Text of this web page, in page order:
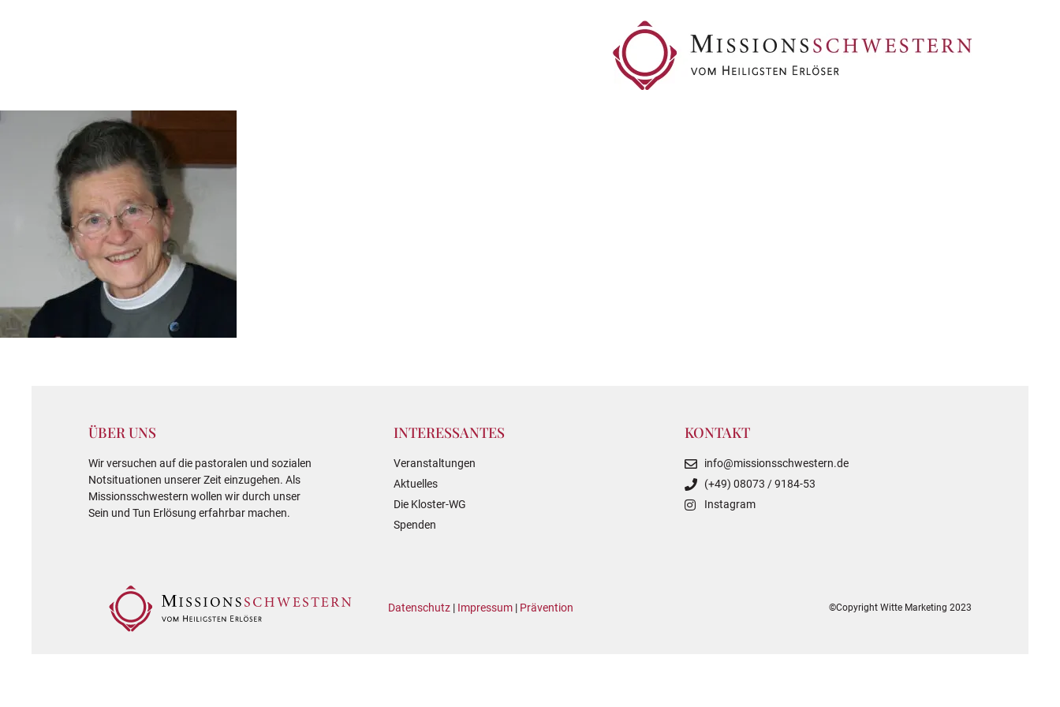
ÜBER UNS
Wir versuchen auf die pastoralen und sozialen
Notsituationen unserer Zeit einzugehen. Als
Missionsschwestern wollen wir durch unser
Sein und Tun Erlösung erfahrbar machen.
INTERESSANTES
Veranstaltungen
Aktuelles
Die Kloster-WG
Spenden
KONTAKT
info@missionsschwestern.de
(+49) 08073 / 9184-53
Instagram
Datenschutz| Impressum| Prävention ©Copyright Witte Marketing 2023